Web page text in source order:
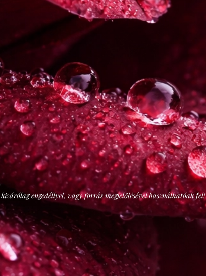
engedéllyel, vagy forrás megjelölésével használhatóak fel!